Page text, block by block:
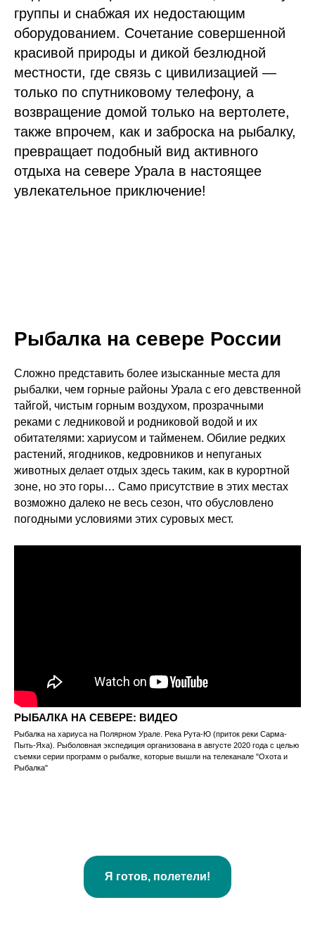
группы и снабжая их недостающим
оборудованием. Сочетание совершенной
красивой природы и дикой безлюдной
местности, где связь с цивилизацией —
только по спутниковому телефону, а
возвращение домой только на вертолете,
также впрочем, как и заброска на рыбалку,
превращает подобный вид активного
отдыха на севере Урала в настоящее
увлекательное приключение!
Рыбалка на севере России
Сложно представить более изысканные места для
рыбалки, чем горные районы Урала с его девственной
тайгой, чистым горным воздухом, прозрачными
реками с ледниковой и родниковой водой и их
обитателями: хариусом и тайменем. Обилие редких
растений, ягодников, кедровников и непуганых
животных делает отдых здесь таким, как в курортной
зоне, но это горы… Само присутствие в этих местах
возможно далеко не весь сезон, что обусловлено
погодными условиями этих суровых мест.
РЫБАЛКА НА СЕВЕРЕ: ВИДЕО
Рыбалка на хариуса на Полярном Урале. Река Рута-Ю (приток реки Сарма-
Пыть-Яха). Рыболовная экспедиция организована в августе 2020 года с целью
съемки серии программ о рыбалке, которые вышли на телеканале "Охота и
Рыбалка"
Я готов, полетели!